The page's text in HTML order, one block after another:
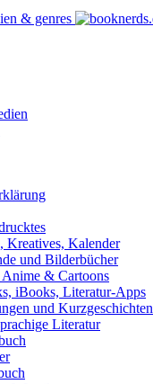
Kreatives, Kalender
und Bilderbücher
& Cartoons
iBooks, Literatur-Apps
und Kurzgeschichten
Literatur